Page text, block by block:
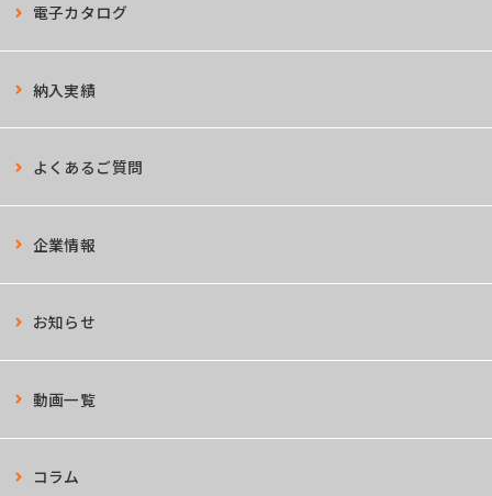
電子カタログ
納入実績
よくあるご質問
企業情報
お知らせ
動画一覧
コラム